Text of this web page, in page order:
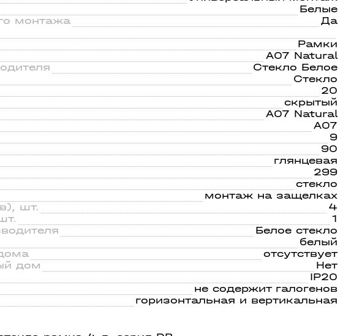
Белые
монтажа
Да
Рамки
A07 Natural
Стекло Белое
Стекло
20
скрытый
A07 Natural
A07
9
90
глянцевая
299
стекло
монтаж на защелках
шт.
4
1
Белое стекло
белый
отсутствует
дом
Нет
IP20
не содержит галогенов
горизонтальная и вертикальная